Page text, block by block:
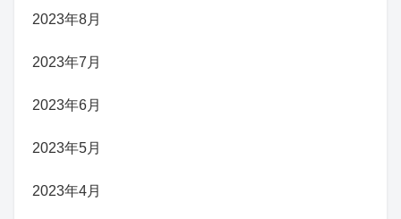
2023年8月
2023年7月
2023年6月
2023年5月
2023年4月